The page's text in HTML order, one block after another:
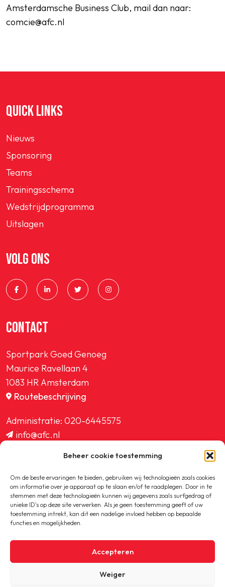
Beheer cookie toestemming
Om de beste ervaringen te bieden, gebruiken wij technologieën zoals cookies
om informatie over je apparaat op te slaan en/of te raadplegen. Door in te
stemmen met deze technologieën kunnen wij gegevens zoals surfgedrag of
unieke ID's op deze site verwerken. Als je geen toestemming geeft of uw
toestemming intrekt, kan dit een nadelige invloed hebben op bepaalde
functies en mogelijkheden.
Accepteren
Weiger
Amsterdamsche Business Club, mail dan naar:
comcie@afc.nl
QUICK LINKS
Nieuws
Sponsoring
Teams
Trainingsschema
Wedstrijdprogramma
Uitslagen
VOLG ONS
CONTACT
Sportpark Goed Genoeg
Maurice Ravellaan 4
1083 HR Amsterdam
Routebeschrijving
Administratie: 020-6445575
info@afc.nl
ledenadministratie@afc.nl
Copyright © 2020-2026 AFC
Privacybeleid